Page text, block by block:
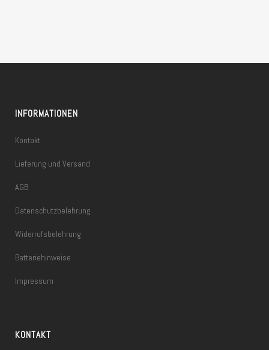
INFORMATIONEN
Kontakt
Lieferung und Versand
AGB
Datenschutzbelehrung
Widerrufsbelehrung
Batteriehinweise
Impressum
KONTAKT